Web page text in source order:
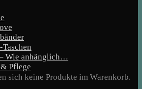
sich keine Produkte im Warenkorb.
Wie anhänglich…
Pflege